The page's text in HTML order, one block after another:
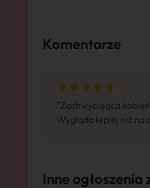
Komentarze
"Zachwycająca
Wygląda lepiej niż na
Inne